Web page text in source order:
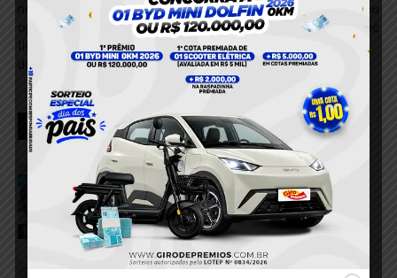
nesta quarta-feira a
operação Alerta Amazônia
III, para coibir o
desmatamento ilegal
proteção em quem recebeu
doses da CoronaVac
RELACIONADOS
PM recupera motocicleta com registro
de roubo durante abordagem em
Itaituba
9 de agosto de 2026
Dupla é presa suspeita de envolvimento